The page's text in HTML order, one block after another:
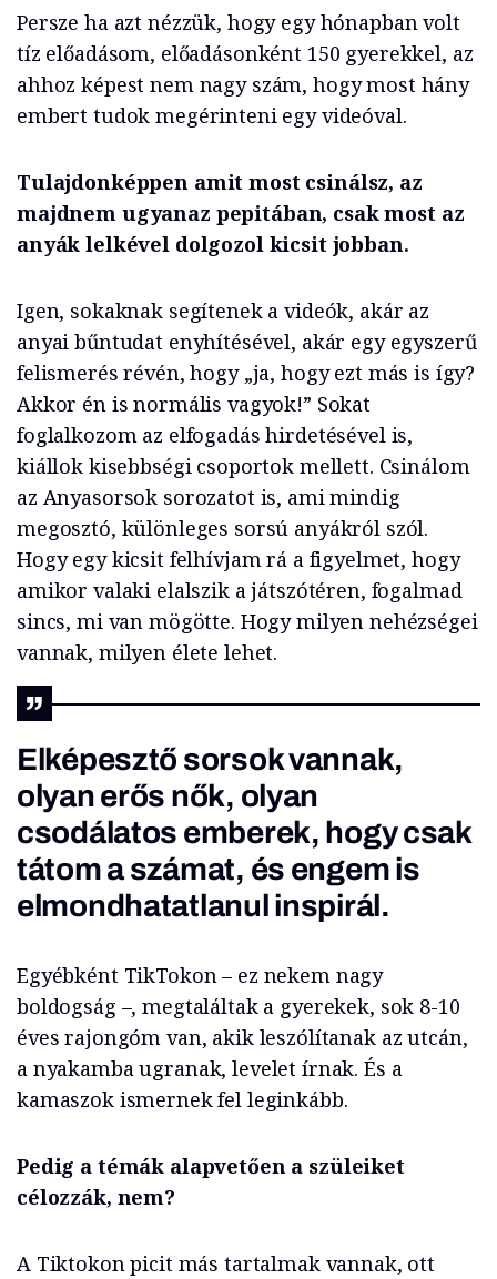
Persze ha azt nézzük, hogy egy hónapban volt
tíz előadásom, előadásonként 150 gyerekkel, az
ahhoz képest nem nagy szám, hogy most hány
embert tudok megérinteni egy videóval.
Tulajdonképpen amit most csinálsz, az
majdnem ugyanaz pepitában, csak most az
anyák lelkével dolgozol kicsit jobban.
Igen, sokaknak segítenek a videók, akár az
anyai bűntudat enyhítésével, akár egy egyszerű
felismerés révén, hogy „ja, hogy ezt más is így?
Akkor én is normális vagyok!” Sokat
foglalkozom az elfogadás hirdetésével is,
kiállok kisebbségi csoportok mellett. Csinálom
az Anyasorsok sorozatot is, ami mindig
megosztó, különleges sorsú anyákról szól.
Hogy egy kicsit felhívjam rá a figyelmet, hogy
amikor valaki elalszik a játszótéren, fogalmad
sincs, mi van mögötte. Hogy milyen nehézségei
vannak, milyen élete lehet.
Elképesztő sorsok vannak,
olyan erős nők, olyan
csodálatos emberek, hogy csak
tátom a számat, és engem is
elmondhatatlanul inspirál.
Egyébként TikTokon – ez nekem nagy
boldogság –, megtaláltak a gyerekek, sok 8-10
éves rajongóm van, akik leszólítanak az utcán,
a nyakamba ugranak, levelet írnak. És a
kamaszok ismernek fel leginkább.
Pedig a témák alapvetően a szüleiket
célozzák, nem?
A Tiktokon picit más tartalmak vannak, ott